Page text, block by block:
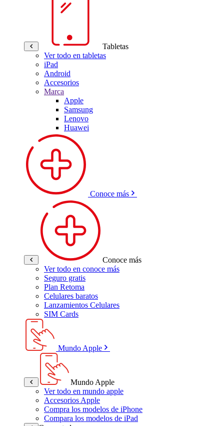
Tabletas
Ver todo en tabletas
iPad
Android
Accesorios
Marca
Apple
Samsung
Lenovo
Huawei
Conoce más
Conoce más
Ver todo en conoce más
Seguro gratis
Plan Retoma
Celulares baratos
Lanzamientos Celulares
SIM Cards
Mundo Apple
Mundo Apple
Ver todo en mundo apple
Accesorios Apple
Compra los modelos de iPhone
Compara los modelos de iPad